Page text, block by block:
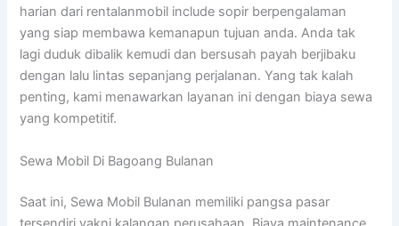
harian dari rentalanmobil include sopir berpengalaman
yang siap membawa kemanapun tujuan anda. Anda tak
lagi duduk dibalik kemudi dan bersusah payah berjibaku
dengan lalu lintas sepanjang perjalanan. Yang tak kalah
penting, kami menawarkan layanan ini dengan biaya sewa
yang kompetitif.
Sewa Mobil Di Bagoang Bulanan
Saat ini, Sewa Mobil Bulanan memiliki pangsa pasar